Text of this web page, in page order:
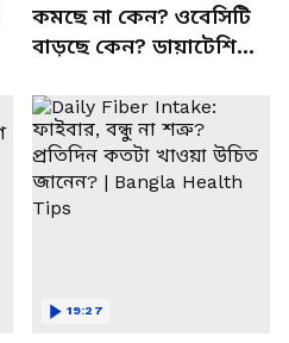
কমছে না কেন? ওবেসিটি
বাড়ছে কেন? ডায়াটেশিয়ান
19:27